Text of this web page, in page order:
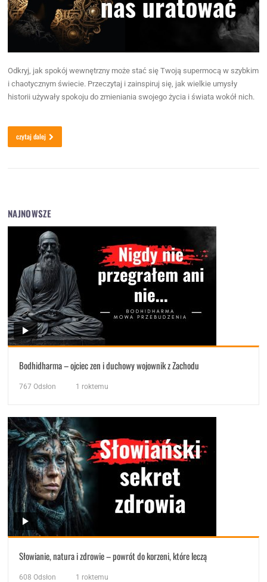
Odkryj, jak spokój wewnętrzny może stać się Twoją supermocą w szybkim
i chaotycznym świecie. Przeczytaj i zainspiruj się, jak wielkie umysły
historii używały spokoju do zmieniania swojego życia i świata wokół nich.
czytaj dalej
NAJNOWSZE
Bodhidharma – ojciec zen i duchowy wojownik z Zachodu
767 Odsłon 1 roktemu
Słowianie, natura i zdrowie – powrót do korzeni, które leczą
608 Odsłon 1 roktemu